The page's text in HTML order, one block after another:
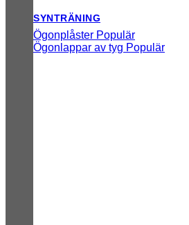
SYNTRÄNING
Ögonplåster
Ögonlappar av tyg